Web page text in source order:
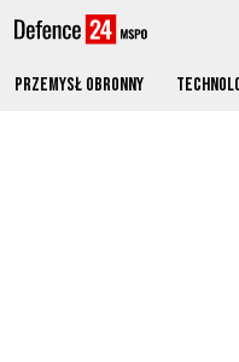
Przemysł obronny